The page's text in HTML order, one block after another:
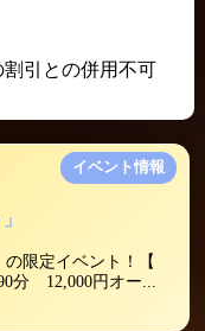
引との併用不可
イベント情報
の限定イベント！【
分 12,000円オー...